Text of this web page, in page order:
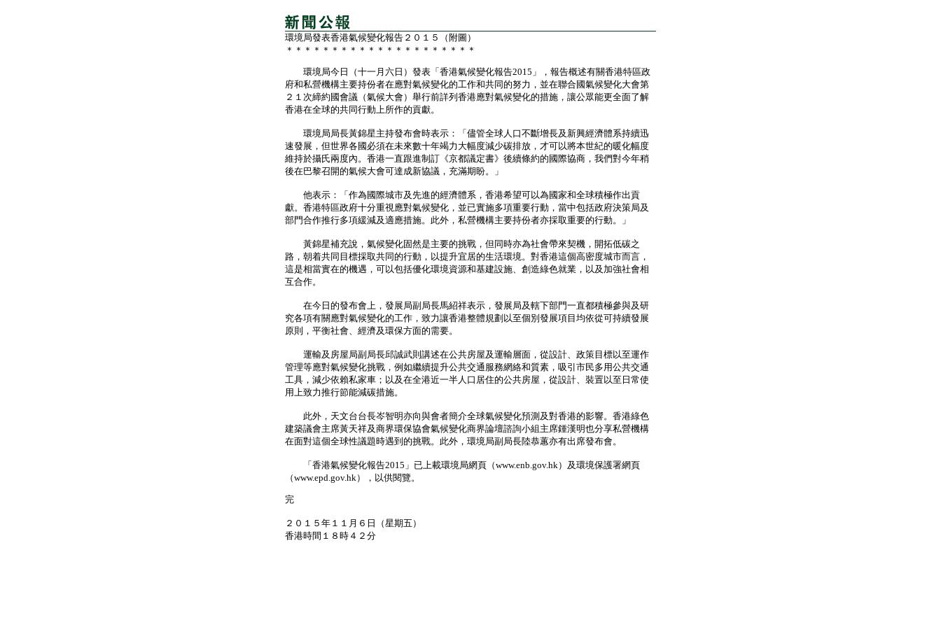
環境局發表香港氣候變化報告２０１５（附圖）
＊＊＊＊＊＊＊＊＊＊＊＊＊＊＊＊＊＊＊＊＊
環境局今日（十一月六日）發表「香港氣候變化報告2015」，報告概述有關香港特區政
府和私營機構主要持份者在應對氣候變化的工作和共同的努力，並在聯合國氣候變化大會第
２１次締約國會議（氣候大會）舉行前詳列香港應對氣候變化的措施，讓公眾能更全面了解
香港在全球的共同行動上所作的貢獻。
環境局局長黃錦星主持發布會時表示：「儘管全球人口不斷增長及新興經濟體系持續迅
速發展，但世界各國必須在未來數十年竭力大幅度減少碳排放，才可以將本世紀的暖化幅度
維持於攝氏兩度內。香港一直跟進制訂《京都議定書》後續條約的國際協商，我們對今年稍
後在巴黎召開的氣候大會可達成新協議，充滿期盼。」
他表示：「作為國際城市及先進的經濟體系，香港希望可以為國家和全球積極作出貢
獻。香港特區政府十分重視應對氣候變化，並已實施多項重要行動，當中包括政府決策局及
部門合作推行多項緩減及適應措施。此外，私營機構主要持份者亦採取重要的行動。」
黃錦星補充說，氣候變化固然是主要的挑戰，但同時亦為社會帶來契機，開拓低碳之
路，朝着共同目標採取共同的行動，以提升宜居的生活環境。對香港這個高密度城市而言，
這是相當實在的機遇，可以包括優化環境資源和基建設施、創造綠色就業，以及加強社會相
互合作。
在今日的發布會上，發展局副局長馬紹祥表示，發展局及轄下部門一直都積極參與及研
究各項有關應對氣候變化的工作，致力讓香港整體規劃以至個別發展項目均依從可持續發展
原則，平衡社會、經濟及環保方面的需要。
運輸及房屋局副局長邱誠武則講述在公共房屋及運輸層面，從設計、政策目標以至運作
管理等應對氣候變化挑戰，例如繼續提升公共交通服務網絡和質素，吸引市民多用公共交通
工具，減少依賴私家車；以及在全港近一半人口居住的公共房屋，從設計、裝置以至日常使
用上致力推行節能減碳措施。
此外，天文台台長岑智明亦向與會者簡介全球氣候變化預測及對香港的影響。香港綠色
建築議會主席黃天祥及商界環保協會氣候變化商界論壇諮詢小組主席鍾漢明也分享私營機構
在面對這個全球性議題時遇到的挑戰。此外，環境局副局長陸恭蕙亦有出席發布會。
「香港氣候變化報告2015」已上載環境局網頁（www.enb.gov.hk）及環境保護署網頁
（www.epd.gov.hk），以供閱覽。
完
２０１５年１１月６日（星期五）
香港時間１８時４２分